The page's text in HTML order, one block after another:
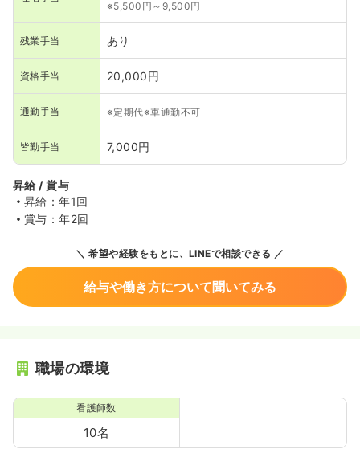
※5,500円～9,500円
残業手当 あり
資格手当 20,000円
通勤手当 ※定期代※車通勤不可
皆勤手当 7,000円
昇給 / 賞与
昇給：年1回
賞与：年2回
希望や経験をもとに、LINEで相談できる
給与や働き方について聞いてみる
職場の環境
看護師数
10名